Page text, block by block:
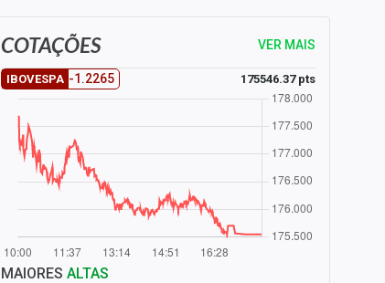
COTAÇÕES VER MAIS
IBOVESPA -1.2265 175546.37 pts
MAIORES ALTAS